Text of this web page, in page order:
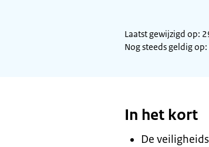
Laatst gewijzigd op:
Nog steeds geldig
In het kort
De